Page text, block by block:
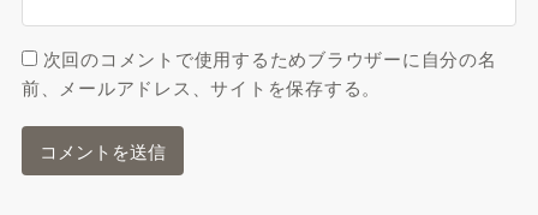
次回のコメントで使用するためブラウザーに自分の名
前、メールアドレス、サイトを保存する。